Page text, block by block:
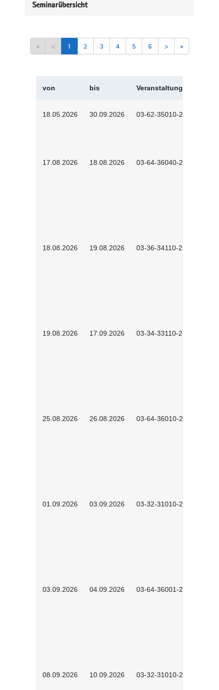
Seminarübersicht
« < 1 2 3 4 5 6 > »
von bis Veranstaltungskürzel
18.05.2026 30.09.2026 03-62-35010-2502
17.08.2026 18.08.2026 03-64-36040-2601
18.08.2026 19.08.2026 03-36-34110-2601
19.08.2026 17.09.2026 03-34-33110-2605
25.08.2026 26.08.2026 03-64-36010-2601
01.09.2026 03.09.2026 03-32-31010-2603
03.09.2026 04.09.2026 03-64-36001-2602
08.09.2026 10.09.2026 03-32-31010-2606